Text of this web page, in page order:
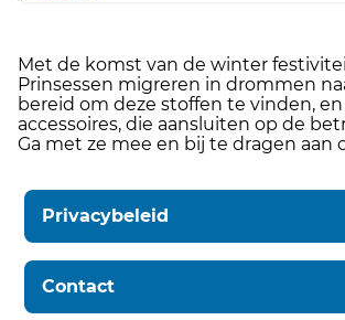
Met de komst van de winter
Prinsessen migreren in drommen
bereid om deze stoffen te vinden,
accessoires, die aansluiten op de
Ga met ze mee en bij te dragen aan
Privacybeleid
Contact